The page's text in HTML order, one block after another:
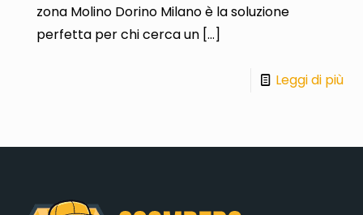
zona Molino Dorino Milano è la soluzione
perfetta per chi cerca un […]
Leggi di più